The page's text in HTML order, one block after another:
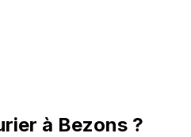
à Bezons ?